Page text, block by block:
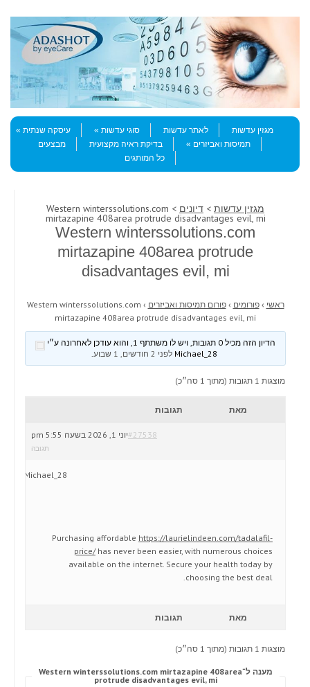
Menu
Skip to content
מגזין עדשות
לאתר עדשות סוגי עדשות
עיסקה שנתית
תמיסות ואביזרים
בדיקת ראיה מקצועית
מבצעים
כל המותגים
מגזין עדשות > דיונים > Western winterssolutions.com
mirtazapine 408area protrude disadvantages evil, mi
Western winterssolutions.com
mirtazapine 408area protrude
disadvantages evil, mi
ראשי › פורומים › פורום תמיסות ואביזרים ›
Western winterssolutions.com
mirtazapine 408area protrude disadvantages evil, mi
הדיון הזה מכיל 0 תגובות, ויש לו משתתף 1, והוא עודכן לאחרונה ע״י
לפני 2 חודשים, 1 שבוע .
מוצגות 1 תגובות (מתוך 1 סה״כ)
מאת תגובות
יוני 1, 2026 בשעה 5:55 pm#27538
תגובה
Michael_28
Purchasing affordable https://laurielindeen.com/tadalafil-
price/has never been easier, with numerous choices
available on the internet. Secure your health today by
choosing the best deal.
מאת תגובות
מוצגות 1 תגובות (מתוך 1 סה״כ)
מענה ל־Western winterssolutions.com mirtazapine 408area
protrude disadvantages evil, mi